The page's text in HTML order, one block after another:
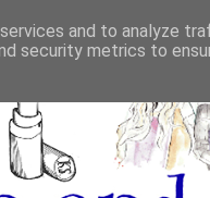
and to analyze
security metrics to